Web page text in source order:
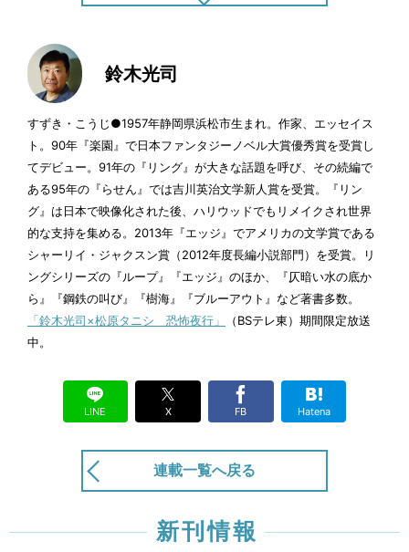
いかだに乗ってどこまでも（後編）
いかだに乗ってどこまでも（前編）
4/14 公開終了
海と梅
3/31 公開終了
3泊4日、監獄クルーズ
公開終了
鈴木光司
すずき・こうじ●1957年静岡県浜松市生まれ。作家、エッセイス
ト。90年『楽園』で日本ファンタジーノベル大賞優秀賞を受賞し
てデビュー。91年の『リング』が大きな話題を呼び、その続編で
ある95年の『らせん』では吉川英治文学新人賞を受賞。『リン
グ』は日本で映像化された後、ハリウッドでもリメイクされ世界
的な支持を集める。2013年『エッジ』でアメリカの文学賞である
シャーリイ・ジャクスン賞（2012年度長編小説部門）を受賞。リ
ングシリーズの『ループ』『エッジ』のほか、『仄暗い水の底か
ら』『鋼鉄の叫び』『樹海』『ブルーアウト』など著書多数。
「鈴木光司×松原タニシ 恐怖夜行」
（BSテレ東）期間限定放送
中。
LINE X FB Hatena
連載一覧へ戻る
新刊情報